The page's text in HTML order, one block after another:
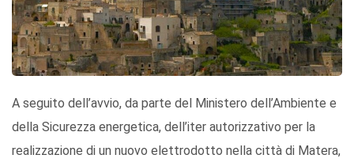
A seguito dell’avvio, da parte del Ministero dell’Ambiente e
della Sicurezza energetica, dell’iter autorizzativo per la
realizzazione di un nuovo elettrodotto nella città di Matera,